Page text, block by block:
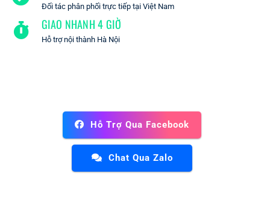
Đối tác phân phối trực tiếp tại Việt Nam
GIAO NHANH 4 GIỜ
Hỗ trợ nội thành Hà Nội
Hỗ Trợ Qua Facebook
Chat Qua Zalo